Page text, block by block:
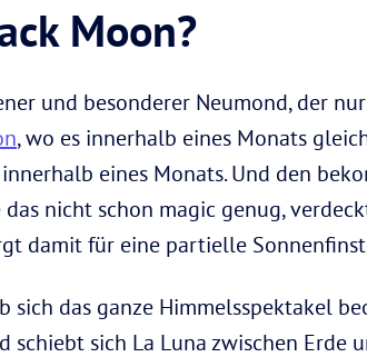
Moon?
und besonderer Neumond, der
, wo es innerhalb eines Monats
eines Monats. Und den
das nicht schon magic genug,
damit für eine partielle
sich das ganze Himmelsspektakel
schiebt sich La Luna zwischen